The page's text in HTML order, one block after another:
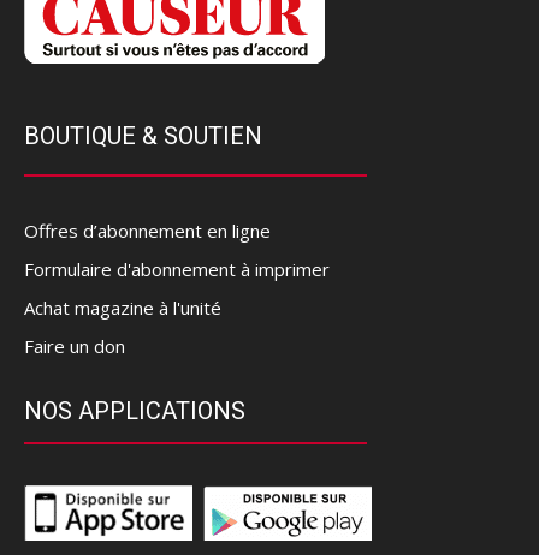
BOUTIQUE & SOUTIEN
Offres d’abonnement en ligne
Formulaire d'abonnement à imprimer
Achat magazine à l'unité
Faire un don
NOS APPLICATIONS